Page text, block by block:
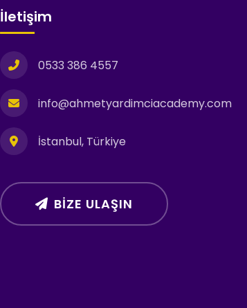
İletişim
0533 386 4557
info@ahmetyardimciacademy.com
İstanbul, Türkiye
BIZE ULAŞIN